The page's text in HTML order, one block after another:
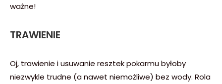
ważne!
TRAWIENIE
Oj, trawienie i usuwanie resztek pokarmu byłoby
niezwykle trudne (a nawet niemożliwe) bez wody. Rola